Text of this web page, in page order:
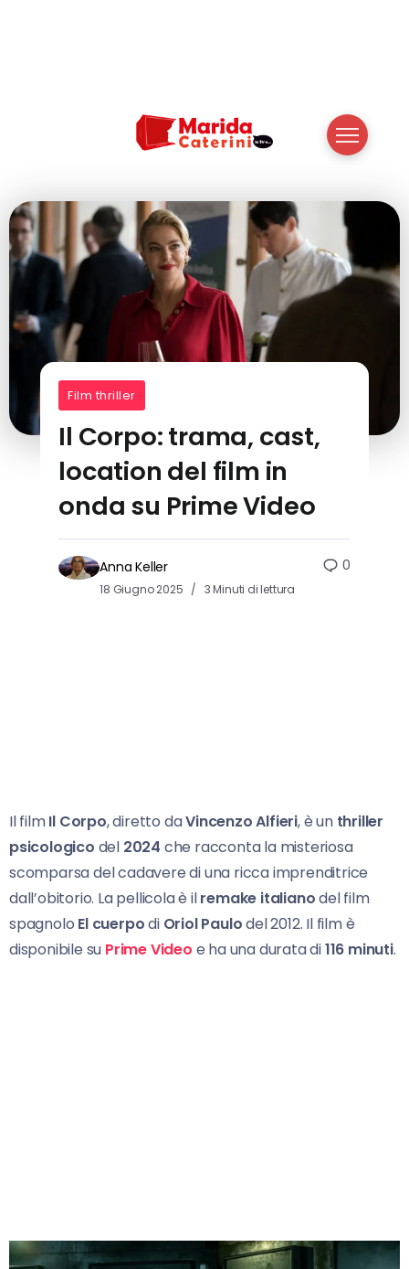
Film thriller
Il Corpo: trama, cast,
location del film in
onda su Prime Video
Anna Keller
18 Giugno 2025 3 Minuti di lettura
0
Il filmIl Corpo, diretto daVincenzo Alfieri, è un thriller
psicologico del 2024 che racconta la misteriosa
scomparsa del cadavere di una ricca imprenditrice
dall’obitorio. La pellicola è ilremake italianodel film
spagnolo El cuerpodi Oriol Paulodel 2012. Il film è
disponibile su Prime Video e ha una durata di116 minuti.